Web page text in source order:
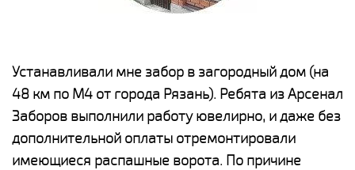
Устанавливали мне забор в загородный дом (на
48 км по М4 от города Рязань). Ребята из Арсенал
Заборов выполнили работу ювелирно, и даже без
дополнительной оплаты отремонтировали
имеющиеся распашные ворота. По причине